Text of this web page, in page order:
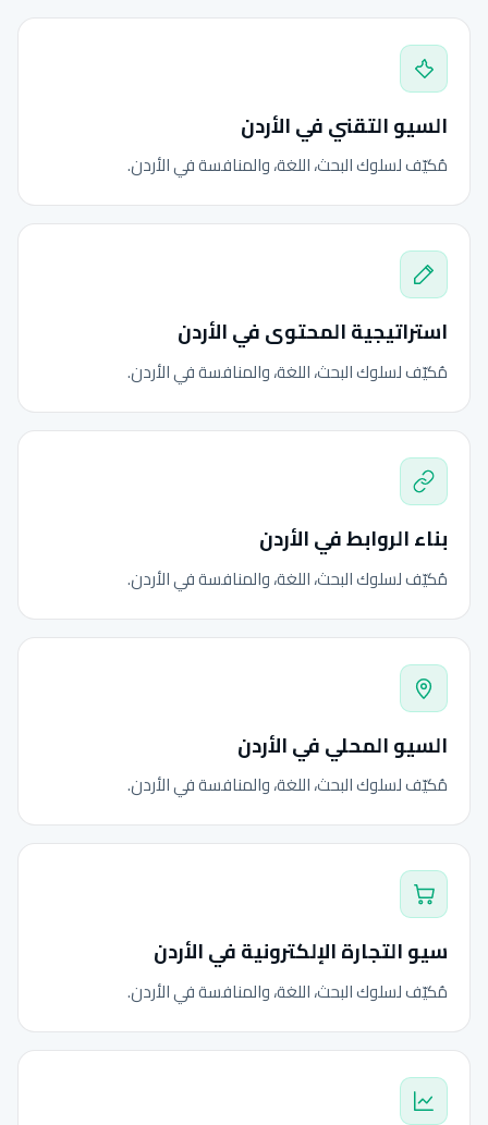
السيو التقني في الأردن
مُكيّف لسلوك البحث، اللغة، والمنافسة في الأردن.
استراتيجية المحتوى في الأردن
مُكيّف لسلوك البحث، اللغة، والمنافسة في الأردن.
بناء الروابط في الأردن
مُكيّف لسلوك البحث، اللغة، والمنافسة في الأردن.
السيو المحلي في الأردن
مُكيّف لسلوك البحث، اللغة، والمنافسة في الأردن.
سيو التجارة الإلكترونية في الأردن
مُكيّف لسلوك البحث، اللغة، والمنافسة في الأردن.